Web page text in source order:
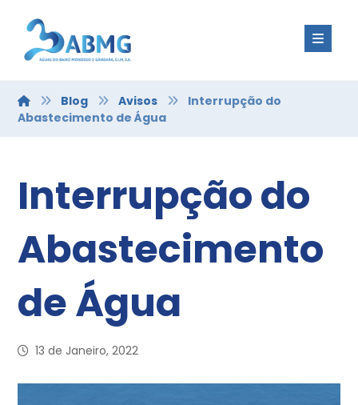
Blog Avisos
Interrupção do
Abastecimento de Água
Interrupção do
Abastecimento
de Água
13 de Janeiro, 2022